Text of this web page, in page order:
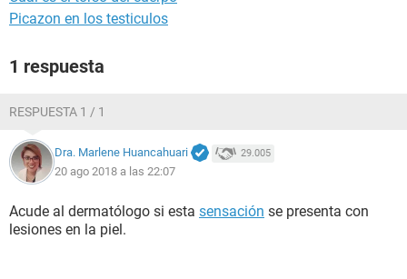
Picazon en los testiculos
1 respuesta
RESPUESTA 1 / 1
Dra. Marlene Huancahuari 29.005
20 ago 2018 a las 22:07
Acude al dermatólogo si esta sensación se presenta con
lesiones en la piel.